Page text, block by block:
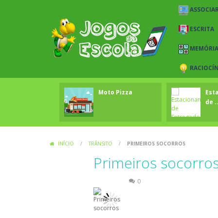
ESCRITA
MEMÓRIA
Moto Pizza
de ..
INÍCIO / TRÂNSITO / PRIMEIROS SOCORROS
Primeiros
0